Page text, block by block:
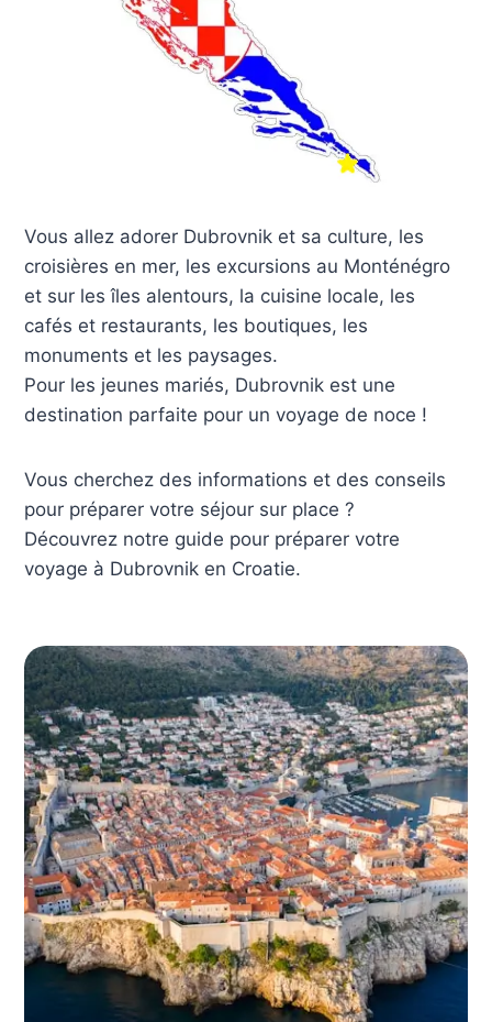
Vous allez adorer Dubrovnik et sa culture, les
croisières en mer, les excursions au Monténégro
et sur les îles alentours, la cuisine locale, les
cafés et restaurants, les boutiques, les
monuments et les paysages.
Pour les jeunes mariés, Dubrovnik est une
destination parfaite pour un voyage de noce !
Vous cherchez des informations et des conseils
pour préparer votre séjour sur place ?
Découvrez notre guide pour préparer votre
voyage à Dubrovnik en Croatie.